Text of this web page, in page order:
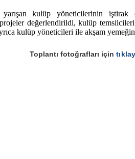
yarışan kulüp yöneticilerinin iştirak
değerlendirildi, kulüp
kulüp yöneticileri ile akşam
Toplantı fotoğrafları için